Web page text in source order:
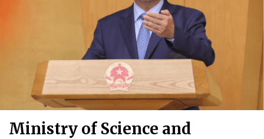
Ministry of Science and